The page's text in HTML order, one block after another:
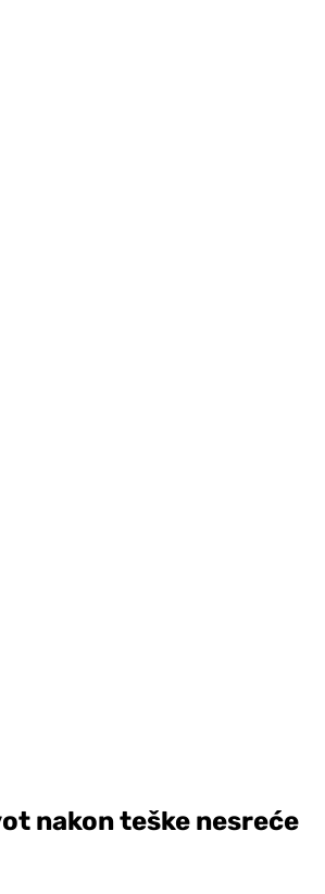
nakon teške nesreće